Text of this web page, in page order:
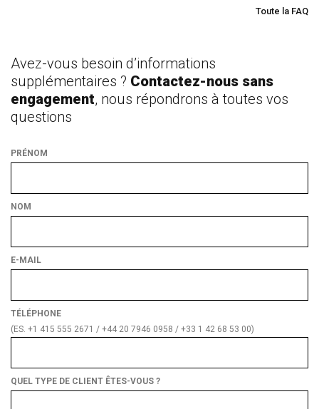
Toute la FAQ
Avez-vous besoin d’informations
supplémentaires ? Contactez-nous sans
engagement, nous répondrons à toutes vos
questions
PRÉNOM
NOM
E-MAIL
TÉLÉPHONE
(ES. +1 415 555 2671 / +44 20 7946 0958 / +33 1 42 68 53 00)
QUEL TYPE DE CLIENT ÊTES-VOUS ?